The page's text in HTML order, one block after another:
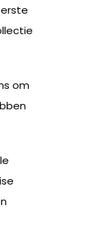
om